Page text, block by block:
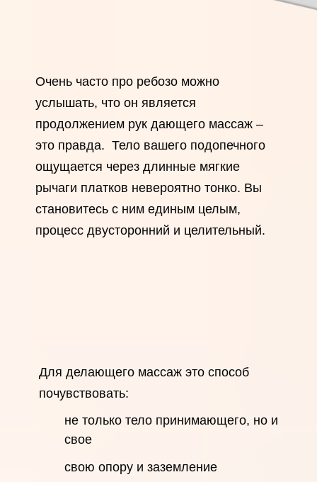
Очень часто про ребозо можно
услышать, что он является
продолжением рук дающего массаж –
это правда. Тело вашего подопечного
ощущается через длинные мягкие
рычаги платков невероятно тонко. Вы
становитесь с ним единым целым,
процесс двусторонний и целительный.
Для делающего массаж это способ
почувствовать:
не только тело принимающего, но и
свое
свою опору и заземление